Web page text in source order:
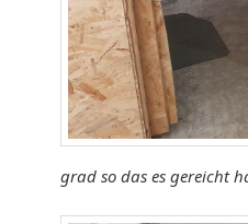
grad so das es gereicht